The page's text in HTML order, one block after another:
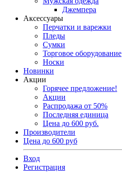
Джемпера
Аксессуары
Перчатки и варежки
Пледы
Сумки
Торговое оборудование
Носки
Новинки
Акции
Горячее предложение!
Акции
Распродажа от 50%
Последняя единица
Цена до 600 руб.
Производители
Цена до 600 руб
Вход
Регистрация